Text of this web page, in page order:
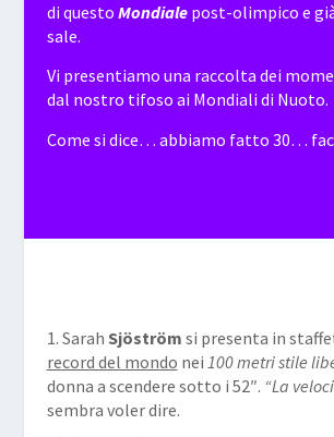
di questo Mondiale post-olimpico e
sale.
Vi presentiamo una raccolta dei
dal nostro tifoso ai Mondiali di Nuoto.
Come si dice… abbiamo fatto 30…
1. Sarah Sjöström si presenta in
record del mondo nei 100 metri stile
donna a scendere sotto i 52″. “La
sembra voler dire.